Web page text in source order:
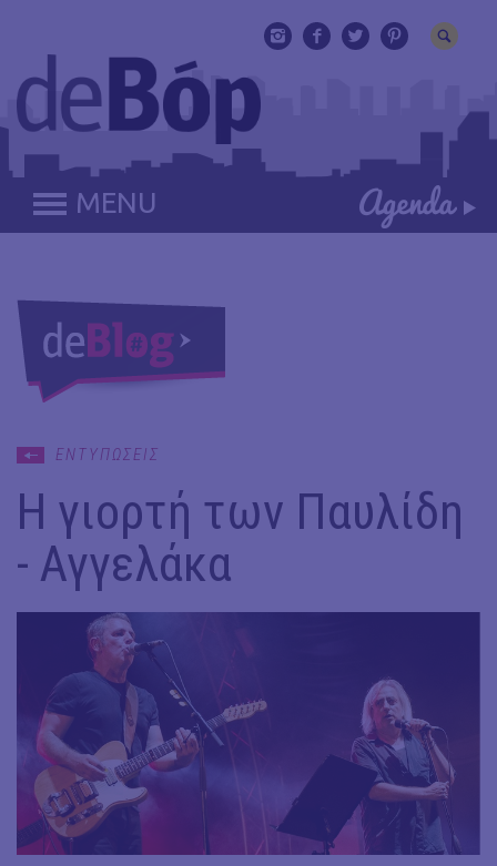
MENU
ΕΝΤΥΠΩΣΕΙΣ
Η γιορτή των Παυλίδη
- Αγγελάκα